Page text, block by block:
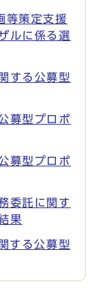
等策定支援
ルに係る選
する公募型
募型プロポ
募型プロポ
委託に関す
果
する公募型